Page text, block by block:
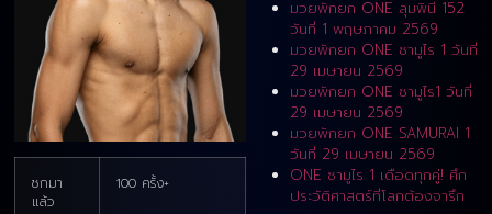
ชกมา
แล้ว
100 ครั้ง+
มวยพักยก ONE ลุมพินี 152
วันที่ 1 พฤษภาคม 2569
มวยพักยก ONE ซามูไร 1 วันที่
29 เมษายน 2569
มวยพักยก ONE ซามูไร1 วันที่
29 เมษายน 2569
มวยพักยก ONE SAMURAI 1
วันที่ 29 เมษายน 2569
ONE ซามูไร 1 เดือดทุกคู่! ศึก
ประวัติศาสตร์ที่โลกต้องจารึก